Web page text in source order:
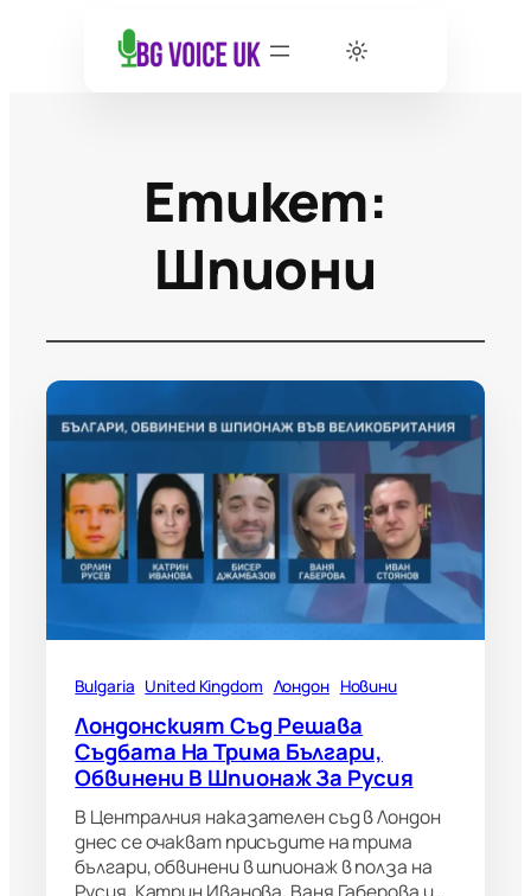
Етикет:
Шпиони
Bulgaria United Kingdom Лондон Новини
Лондонският Съд Решава
Съдбата На Трима Българи,
Обвинени В Шпионаж За Русия
В Централния наказателен съд в Лондон
днес се очакват присъдите на трима
българи, обвинени в шпионаж в полза на